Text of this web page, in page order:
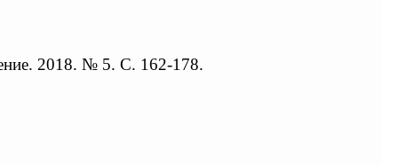
2018. № 5. С. 162-178.